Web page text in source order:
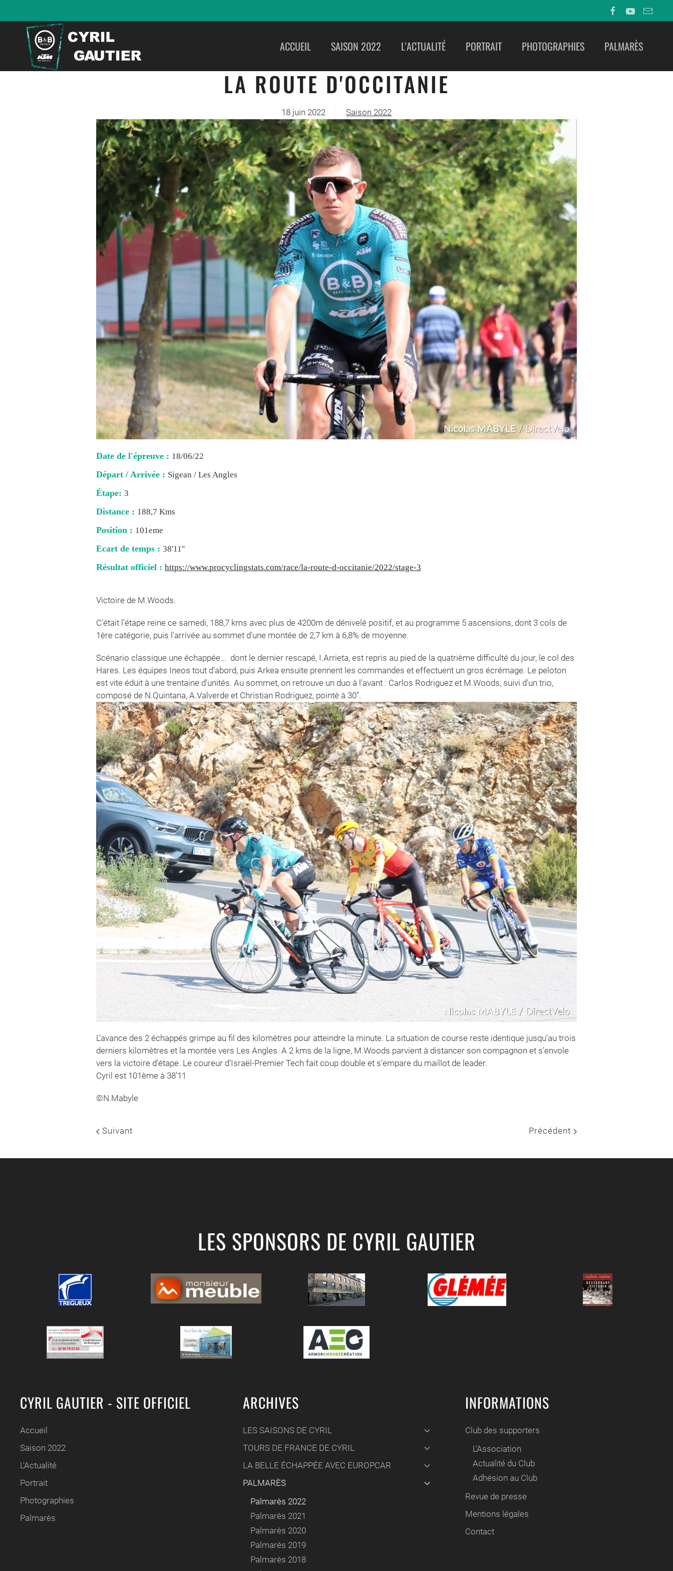
ACCUEIL SAISON 2022 L'ACTUALITÉ PORTRAIT PHOTOGRAPHIES PALMARÈS
LA ROUTE D'OCCITANIE
18 juin 2022 Saison 2022
Date de l'épreuve : 18/06/22
Départ / Arrivée : Sigean / Les Angles
Étape: 3
Distance : 188,7 Kms
Position : 101eme
Ecart de temps : 38'11''
Résultat officiel : https://www.procyclingstats.com/race/la-route-d-occitanie/2022/stage-3
Victoire de M.Woods.
C'était l'étape reine ce samedi, 188,7 kms avec plus de 4200m de dénivelé positif, et au programme 5 ascensions, dont 3 cols de
1ère catégorie, puis l'arrivée au sommet d'une montée de 2,7 km à 6,8% de moyenne.
Scénario classique une échappée... dont le dernier rescapé, I.Arrieta, est repris au pied de la quatrième difficulté du jour, le col des
Hares. Les équipes Ineos tout d'abord, puis Arkea ensuite prennent les commandes et effectuent un gros écrémage. Le peloton
est vite éduit à une trentaine d'unités. Au sommet, on retrouve un duo à l'avant : Carlos Rodriguez et M.Woods, suivi d'un trio,
composé de N.Quintana, A.Valverde et Christian Rodriguez, pointé à 30''.
L'avance des 2 échappés grimpe au fil des kilomètres pour atteindre la minute. La situation de course reste identique jusqu'au trois
derniers kilomètres et la montée vers Les Angles. A 2 kms de la ligne, M.Woods parvient à distancer son compagnon et s'envole
vers la victoire d'étape. Le coureur d'Israël-Premier Tech fait coup double et s'empare du maillot de leader.
Cyril est 101ème à 38'11
©N.Mabyle
Suivant Précédent
LES SPONSORS DE CYRIL GAUTIER
CYRIL GAUTIER - SITE OFFICIEL
Accueil
Saison 2022
L'Actualité
Portrait
Photographies
Palmarès
ARCHIVES
LES SAISONS DE CYRIL
TOURS DE FRANCE DE CYRIL
LA BELLE ÉCHAPPÉE AVEC EUROPCAR
PALMARÈS
Palmarès 2022
Palmarès 2021
Palmarès 2020
Palmarès 2019
Palmarès 2018
INFORMATIONS
Club des supporters
L'Association
Actualité du Club
Adhésion au Club
Revue de presse
Mentions légales
Contact